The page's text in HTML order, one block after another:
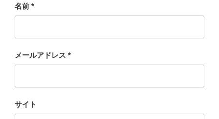
名前 *
メールアドレス *
サイト